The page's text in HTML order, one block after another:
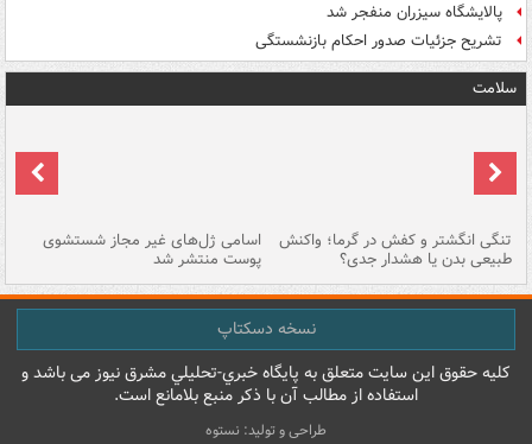
پالایشگاه سیزران منفجر شد
تشریح جزئیات صدور احکام بازنشستگی
سلامت
تنگی انگشتر و کفش در گرما؛ واکنش
طبیعی بدن یا هشدار جدی؟
اسامی ژل‌های غیر مجاز شستشوی
پوست منتشر شد
نسخه دسکتاپ
کليه حقوق اين سايت متعلق به پایگاه خبري-تحليلي مشرق نيوز می باشد و
استفاده از مطالب آن با ذکر منبع بلامانع است.
طراحی و تولید: نستوه